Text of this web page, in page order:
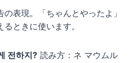
表現。「ちゃんとやったよ」
ときに使います。
전하지? 読み方：ネ マウムル